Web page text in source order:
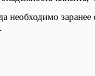
необходимо